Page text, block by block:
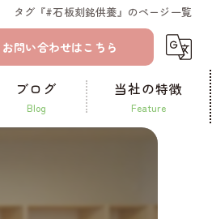
タグ『#石板刻銘供養』のページ一覧
お問い合わせはこちら
ブログ
blog
当社の特徴
feature